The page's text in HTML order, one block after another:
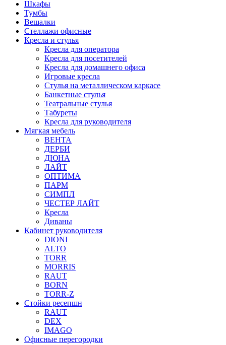
Шкафы
Тумбы
Вешалки
Стеллажи офисные
Кресла и стулья
Кресла для оператора
Кресла для посетителей
Кресла для домашнего офиса
Игровые кресла
Стулья на металлическом каркасе
Банкетные стулья
Театральные стулья
Табуреты
Кресла для руководителя
Мягкая мебель
ВЕНТА
ДЕРБИ
ДЮНА
ЛАЙТ
ОПТИМА
ПАРМ
СИМПЛ
ЧЕСТЕР ЛАЙТ
Кресла
Диваны
Кабинет руководителя
DIONI
ALTO
TORR
MORRIS
RAUT
BORN
TORR-Z
Стойки ресепшн
RAUT
DEX
IMAGO
Офисные перегородки